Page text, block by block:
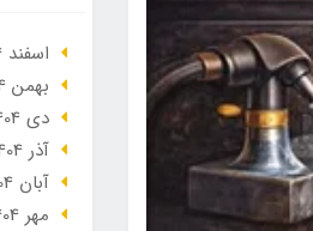
اسفند 1404
بهمن 1404
دی 1404
آذر 1404
آبان 1404
مهر 1404